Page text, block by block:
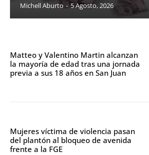
Michell Aburto - 5 Agosto, 2026
Matteo y Valentino Martin alcanzan
la mayoría de edad tras una jornada
previa a sus 18 años en San Juan
Mujeres víctima de violencia pasan
del plantón al bloqueo de avenida
frente a la FGE